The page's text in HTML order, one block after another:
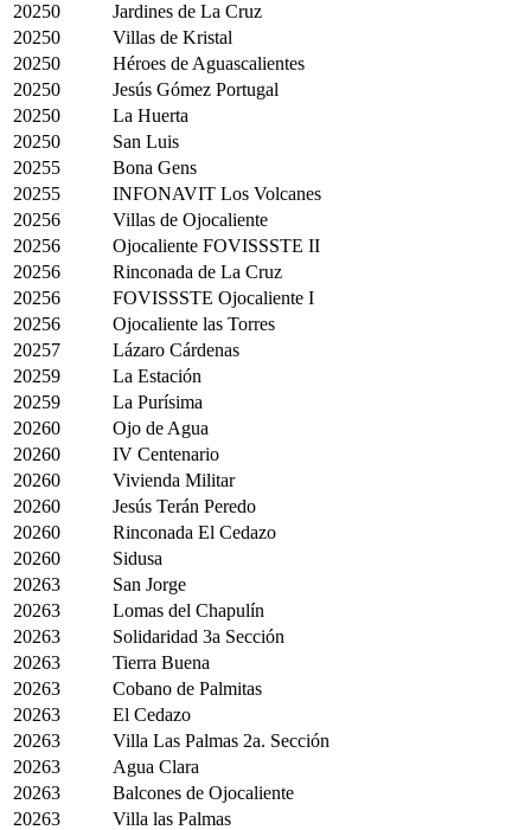
20250
Jardines de La Cruz
20250
Villas de Kristal
20250
Héroes de Aguascalientes
20250
Jesús Gómez Portugal
20250
La Huerta
20250
San Luis
20255
Bona Gens
20255
INFONAVIT Los Volcanes
20256
Villas de Ojocaliente
20256
Ojocaliente FOVISSSTE II
20256
Rinconada de La Cruz
20256
FOVISSSTE Ojocaliente I
20256
Ojocaliente las Torres
20257
Lázaro Cárdenas
20259
La Estación
20259
La Purísima
20260
Ojo de Agua
20260
IV Centenario
20260
Vivienda Militar
20260
Jesús Terán Peredo
20260
Rinconada El Cedazo
20260
Sidusa
20263
San Jorge
20263
Lomas del Chapulín
20263
Solidaridad 3a Sección
20263
Tierra Buena
20263
Cobano de Palmitas
20263
El Cedazo
20263
Villa Las Palmas 2a. Sección
20263
Agua Clara
20263
Balcones de Ojocaliente
20263
Villa las Palmas